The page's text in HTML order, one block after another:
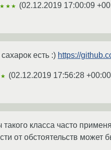
(02.12.2019 17:00:09
есть :) https://
(02.12.2019 17:56:28 +00:00
такого класса часто
от обстоятельств может